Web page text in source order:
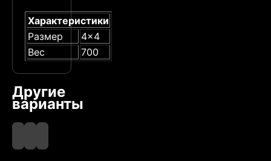
Характеристики
Размер
4x4
Вес
700
Другие
варианты